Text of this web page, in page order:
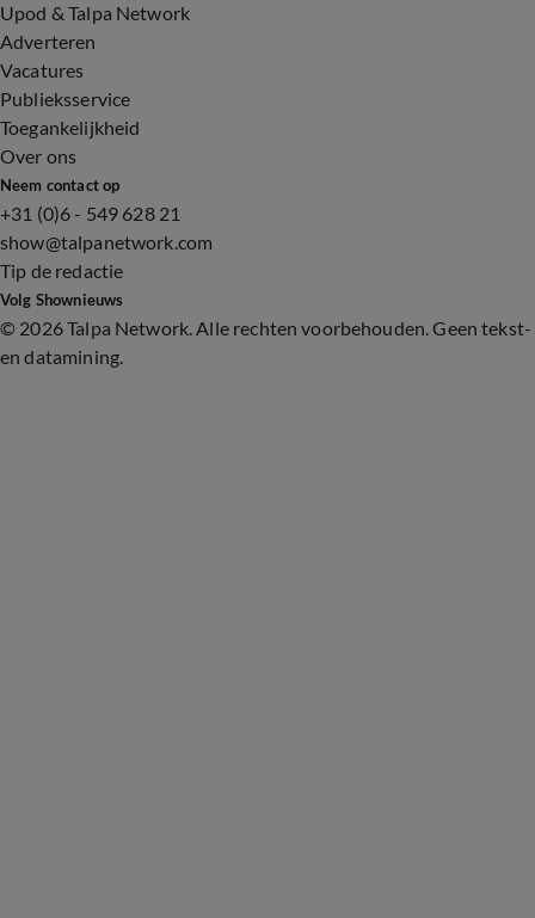
Upod & Talpa Network
Adverteren
Vacatures
Publieksservice
Toegankelijkheid
Over ons
Neem contact op
+31 (0)6 - 549 628 21
show@talpanetwork.com
Tip de redactie
Volg Shownieuws
© 2026 Talpa Network. Alle rechten voorbehouden. Geen tekst-
en datamining.